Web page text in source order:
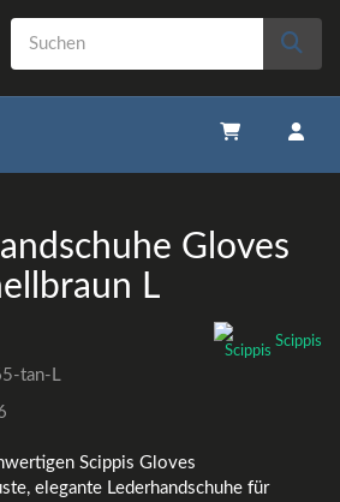
Gloves
L
Scippis
tan-L
Scippis Gloves
elegante Lederhandschuhe für